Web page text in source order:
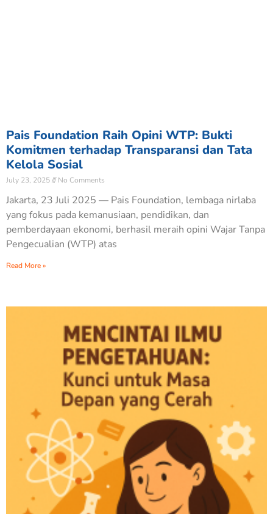
Pais Foundation Raih Opini WTP: Bukti
Komitmen terhadap Transparansi dan Tata
Kelola Sosial
July 23, 2025 No Comments
Jakarta, 23 Juli 2025 — Pais Foundation, lembaga nirlaba
yang fokus pada kemanusiaan, pendidikan, dan
pemberdayaan ekonomi, berhasil meraih opini Wajar Tanpa
Pengecualian (WTP) atas
Read More »